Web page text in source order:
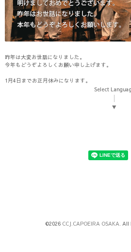
昨年は大変お世話になりました。
今年もどうぞよろしくお願い申し上げます。
1月4日までお正月休みになります。
Select
▼
©2026 CCJ.CAPOEIRA OSAKA .